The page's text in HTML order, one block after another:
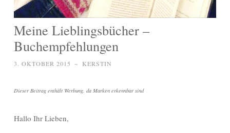
Meine Lieblingsbücher –
Buchempfehlungen
3. OKTOBER 2015 ~ KERSTIN
Dieser Beitrag enthält Werbung, da Marken erkennbar sind
Hallo Ihr Lieben,